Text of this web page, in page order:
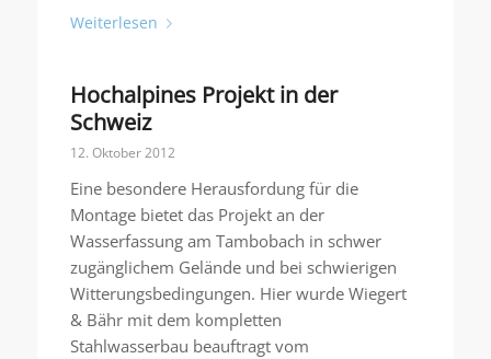
Weiterlesen
Hochalpines Projekt in der
Schweiz
12. Oktober 2012
Eine besondere Herausfordung für die
Montage bietet das Projekt an der
Wasserfassung am Tambobach in schwer
zugänglichem Gelände und bei schwierigen
Witterungsbedingungen. Hier wurde Wiegert
& Bähr mit dem kompletten
Stahlwasserbau beauftragt vom